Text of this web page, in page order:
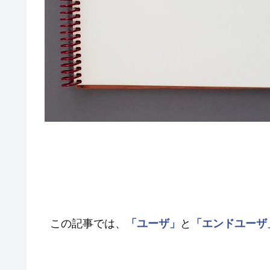
この記事では、 「ユーザ」 と 「エンドユーザ